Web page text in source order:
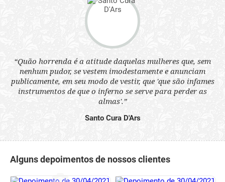
“Quão horrenda é a atitude daquelas mulheres que, sem
nenhum pudor, se vestem imodestamente e anunciam
publicamente, em seu modo de vestir, que 'que são infames
instrumentos de que o inferno se serve para perder as
almas'.”
Santo Cura D'Ars
Alguns depoimentos de nossos clientes